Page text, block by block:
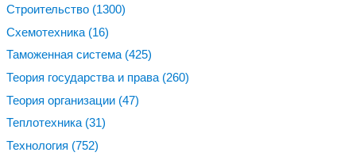
Строительство (1300)
Схемотехника (16)
Таможенная система (425)
Теория государства и права (260)
Теория организации (47)
Теплотехника (31)
Технология (752)